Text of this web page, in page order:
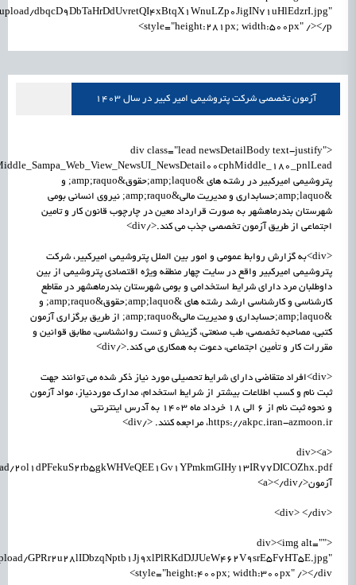
dbqcD9DbTaHrDdUvretQI4xBtqX1WnuLZp0JigIN71uHlEdzrI.jpg"
style="height:281px; width:500px" /></p>
آزمون تخصصی شرکت پتروشیمی امیر کبیر در سال 1403
<div class="lead newsDetailBody text-justify"
پتروشیمی امیرکبیر در رشته های &amp;laquo;حقوق&amp;raquo; و
&amp;laquo;حسابداری و مدیریت مالی&amp;raquo; نیروی انسانی بومی
شهرستان بندرماهشهر به صورت قرارداد معین در چارچوب قانون کار و تامین
اجتماعی از طریق آزمون تخصصی جذب می کند.</div>
<div>به گزارش روابط عمومی و امور بین الملل پتروشیمی امیرکبیر، شرکت
پتروشیمی امیرکبیر واقع در سایت چهار منطقه ویژه اقتصادی پتروشیمی از بین
داوطلبان مرد دارای شرایط استخدامی و بومی شهرستان بندرماهشهر در مقاطع
کارشناسی و کارشناسی ارشد رشته های &amp;laquo;حقوق&amp;raquo; و
&amp;laquo;حسابداری و مدیریت مالی&amp;raquo; از طریق برگزاری آزمون
کتبی، مصاحبه تخصصی، طب صنعتی، گزینش و تست روانشناسی، مطابق قوانین و
مقررات کار و تأمین اجتماعی، دعوت به همکاری می کند.</div>
<div>افراد متقاضی دارای شرایط تحصیلی مورد نیاز ذکر شده می توانند جهت
ثبت نام و کسب اطلاعات بیشتر از شرایط استخدام، مدارک موردنیاز، مواد آزمون
و نحوه ثبت نام از 6 الی 18 خرداد ماه 1403 به آدرس اینترنتی
https://akpc.iran-azmoon.ir، مراجعه کنند. </div>
<div><a
آزمون</a></div>
<div> </div>
<div><img alt=""
GPRr2u28lIDbzqNptb1Jj9xlPlRKdDJJUeW462V9srE5F7HT5E.jpg"
style="height:400px; width:300px" /></div>